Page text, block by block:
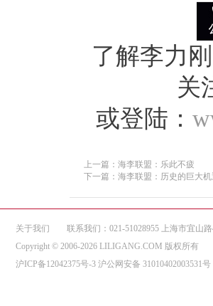
了解李力
关
或登陆：
上一篇：海李联盟：乐此不疲
下一篇：海李联盟：历史的巨大机
关于我们
联系我们：021-51028955 上海市宜山
Copyright © 2006-2026 LILIGANG.COM 版权所有
沪ICP备12042375号-3 沪公网安备 31010402003531号